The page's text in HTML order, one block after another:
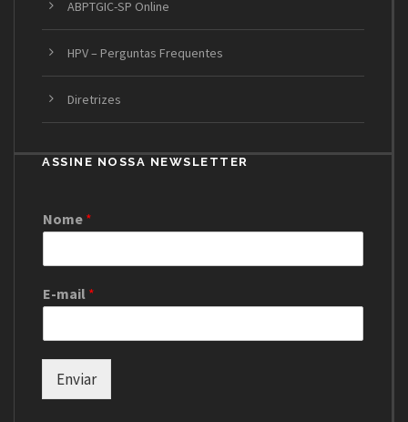
ABPTGIC-SP Online
HPV – Perguntas Frequentes
Diretrizes
ASSINE NOSSA NEWSLETTER
Nome *
E-mail *
Enviar